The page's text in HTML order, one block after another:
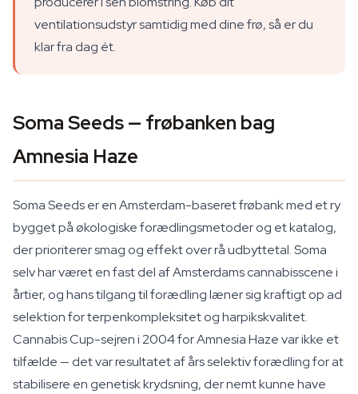
ventilationsudstyr samtidig med dine frø, så er du
klar fra dag ét.
Soma Seeds — frøbanken bag
Amnesia Haze
Soma Seeds er en Amsterdam-baseret frøbank med et ry
bygget på økologiske forædlingsmetoder og et katalog,
der prioriterer smag og effekt over rå udbyttetal. Soma
selv har været en fast del af Amsterdams cannabisscene i
årtier, og hans tilgang til forædling læner sig kraftigt op ad
selektion for terpenkompleksitet og harpikskvalitet.
Cannabis Cup-sejren i 2004 for Amnesia Haze var ikke et
tilfælde — det var resultatet af års selektiv forædling for at
stabilisere en genetisk krydsning, der nemt kunne have